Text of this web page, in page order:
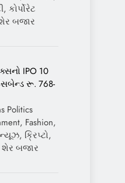
કોર્પોરેટ
બજાર
IPO 10
રૂ. 768-
Politics
Fashion,
ન્યૂઝ, ક્રિપ્ટો,
બજાર